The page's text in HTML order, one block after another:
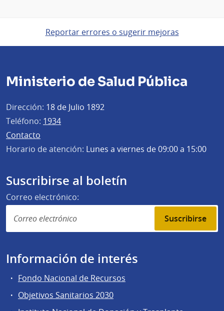
Reportar errores o sugerir mejoras
Ministerio de Salud Pública
Dirección: 18 de Julio 1892
Teléfono: 1934
Contacto
Horario de atención: Lunes a viernes de 09:00 a 15:00
Suscribirse al boletín
Correo electrónico:
Suscribirse
Información de interés
Fondo Nacional de Recursos
Objetivos Sanitarios 2030